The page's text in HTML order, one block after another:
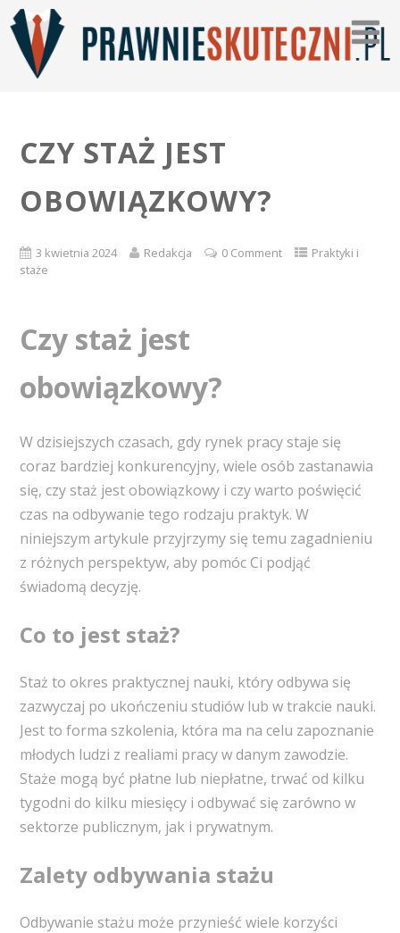
CZY STAŻ JEST
OBOWIĄZKOWY?
3 kwietnia 2024 Redakcja 0 Comment
Praktyki i
staże
Czy staż jest
obowiązkowy?
W dzisiejszych czasach, gdy rynek pracy staje się
coraz bardziej konkurencyjny, wiele osób zastanawia
się, czy staż jest obowiązkowy i czy warto poświęcić
czas na odbywanie tego rodzaju praktyk. W
niniejszym artykule przyjrzymy się temu zagadnieniu
z różnych perspektyw, aby pomóc Ci podjąć
świadomą decyzję.
Co to jest staż?
Staż to okres praktycznej nauki, który odbywa się
zazwyczaj po ukończeniu studiów lub w trakcie nauki.
Jest to forma szkolenia, która ma na celu zapoznanie
młodych ludzi z realiami pracy w danym zawodzie.
Staże mogą być płatne lub niepłatne, trwać od kilku
tygodni do kilku miesięcy i odbywać się zarówno w
sektorze publicznym, jak i prywatnym.
Zalety odbywania stażu
Odbywanie stażu może przynieść wiele korzyści